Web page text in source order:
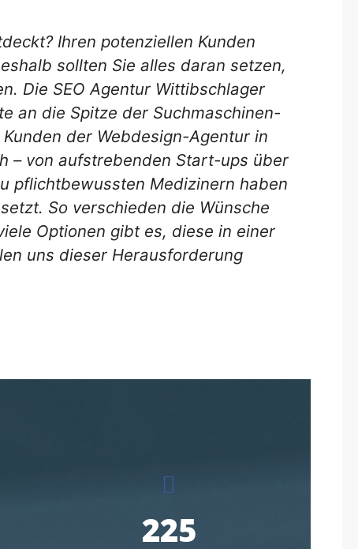
Ihren potenziellen Kunden
sollten Sie alles daran setzen,
Die SEO Agentur Wittibschlager
an die Spitze der Suchmaschinen-
der Webdesign-Agentur in
– von aufstrebenden Start-ups über
pflichtbewussten Medizinern haben
So verschieden die Wünsche
Optionen gibt es, diese in einer
uns dieser Herausforderung
225